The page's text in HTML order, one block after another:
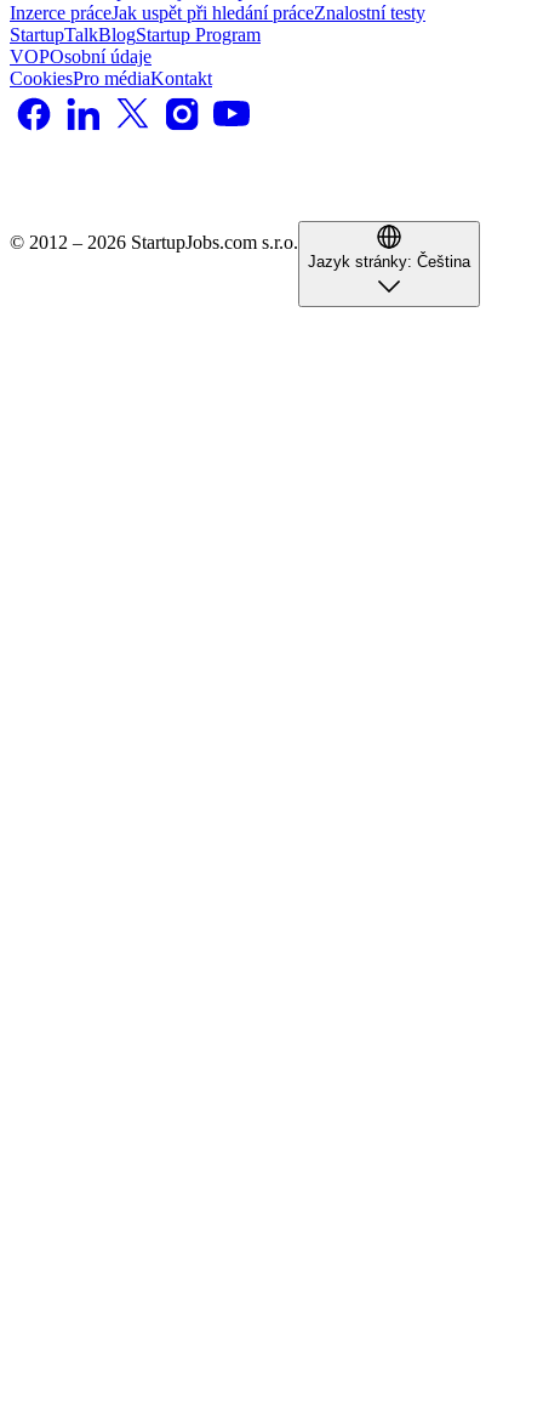
Inzerce práceJak uspět při hledání práceZnalostní testy
StartupTalkBlogStartup Program
VOPOsobní údaje
CookiesPro médiaKontakt
© 2012 – 2026 StartupJobs.com s.r.o.
Jazyk stránky: Čeština